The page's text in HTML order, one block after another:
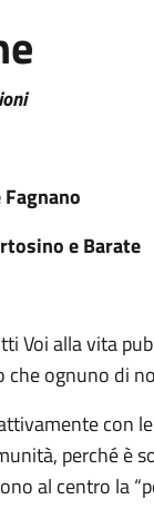
e Barate
Voi alla vita
che ognuno di
con
perché è
al centro la